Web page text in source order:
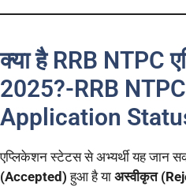
क्या है RRB NTPC
2025?-RRB
Application
एप्लिकेशन स्टेटस से अभ्यर्थी यह जान
(Accepted) हुआ है या अस्वीकृत